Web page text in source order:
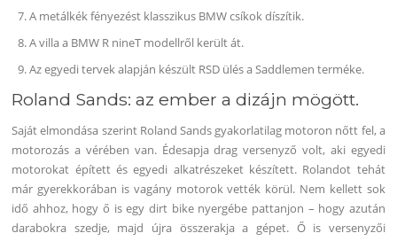
A metálkék fényezést klasszikus BMW csíkok díszítik.
A villa a BMW R nineT modellről került át.
Az egyedi tervek alapján készült RSD ülés a Saddlemen terméke.
Roland Sands: az ember a dizájn mögött.
Saját elmondása szerint Roland Sands gyakorlatilag motoron nőtt fel, a
motorozás a vérében van. Édesapja drag versenyző volt, aki egyedi
motorokat épített és egyedi alkatrészeket készített. Rolandot tehát
már gyerekkorában is vagány motorok vették körül. Nem kellett sok
idő ahhoz, hogy ő is egy dirt bike nyergébe pattanjon – hogy azután
darabokra szedje, majd újra összerakja a gépet. Ő is versenyzői